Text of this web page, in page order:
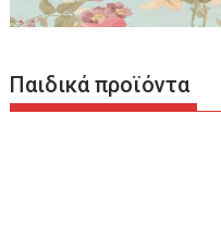
Παιδικά προϊόντα